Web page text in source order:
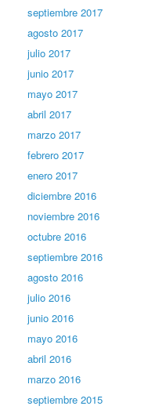
septiembre 2017
agosto 2017
julio 2017
junio 2017
mayo 2017
abril 2017
marzo 2017
febrero 2017
enero 2017
diciembre 2016
noviembre 2016
octubre 2016
septiembre 2016
agosto 2016
julio 2016
junio 2016
mayo 2016
abril 2016
marzo 2016
septiembre 2015